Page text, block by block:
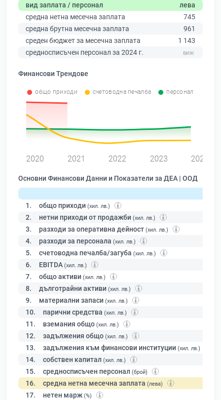
вид заплата / персонал
лева
средна нетна месечна заплата
745
средна брутна месечна заплата
961
среден бюджет за месечна заплата
1 143
средносписъчен персонал за 2024 г.
Финансови Трендове
общо приходи счетоводна печалба персонал
2020 2021 2022 2023 2024
Основни Финансови Данни и Показатели за ДЕА | ООД
1. общо приходи (хил. лв.)
2. нетни приходи от продажби (хил. лв.)
3. разходи за оперативна дейност (хил. лв.)
4. разходи за персонала (хил. лв.)
5. счетоводна печалба/загуба (хил. лв.)
6. EBITDA (хил. лв.)
7. общо активи (хил. лв.)
8. дълготрайни активи (хил. лв.)
9. материални запаси (хил. лв.)
10. парични средства (хил. лв.)
11. вземания общо (хил. лв.)
12. задължения общо (хил. лв.)
13. задължения към финансови институции (хил. лв.)
14. собствен капитал (хил. лв.)
15. средносписъчен персонал (брой)
16. средна нетна месечна заплата (лева)
17. нетен марж (%)